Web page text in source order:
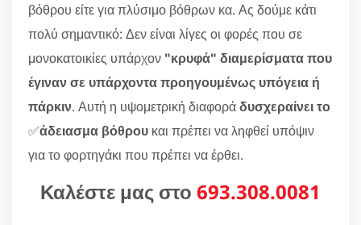
βόθρου είτε για πλύσιμο βόθρων κα. Ας δούμε κάτι
πολύ σημαντικό: Δεν είναι λίγες οι φορές που σε
μονοκατοικίες υπάρχον "κρυφά" διαμερίσματα που
έγιναν σε υπάρχοντα προηγουμένως υπόγεια ή
πάρκιν. Αυτή η υψομετρική διαφοράδυσχεραίνει το
✅άδειασμα βόθρου και πρέπει να ληφθεί υπόψιν
για το φορτηγάκι που πρέπει να έρθει.
Καλέστε μας στο 693.308.0081